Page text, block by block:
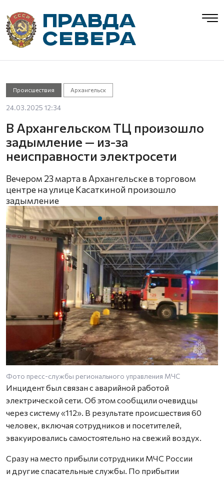
Происшествия Архангельск
24.03.2025 12:34
В Архангельском ТЦ произошло
задымление — из-за
неисправности электросети
Вечером 23 марта в Архангельске в торговом
центре на улице Касаткиной произошло
задымление
Фото пресс-службы регионального управления МЧС
Инцидент был связан с аварийной работой
электрической сети. Об этом сообщили очевидцы
через систему «112». В результате происшествия 60
человек, включая сотрудников и посетителей,
эвакуировались самостоятельно на свежий воздух.
Сразу на место прибыли сотрудники МЧС России
и другие спасательные службы. По прибытии